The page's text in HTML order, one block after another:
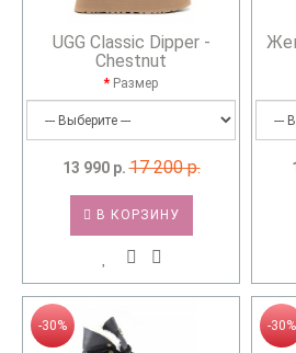
UGG Classic Dipper -
Chestnut
Размер
13 990 р. 17 200 р.
В КОРЗИНУ
-30% -30%